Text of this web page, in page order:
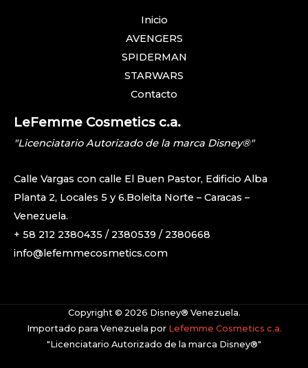
Inicio
AVENGERS
SPIDERMAN
STARWARS
Contacto
LeFemme Cosmetics c.a.
"Licenciatario Autorizado de la marca Disney®"
Calle Vargas con calle El Buen Pastor, Edificio Alba
Planta 2, Locales 5 y 6.Boleita Norte – Caracas –
Venezuela.
+ 58 212 2380435 / 2380539 / 2380668
info@lefemmecosmetics.com
Copyright © 2026 Disney® Venezuela.
Importado para Venezuela por Lefemme Cosmetics c.a.
"Licenciatario Autorizado de la marca Disney®"